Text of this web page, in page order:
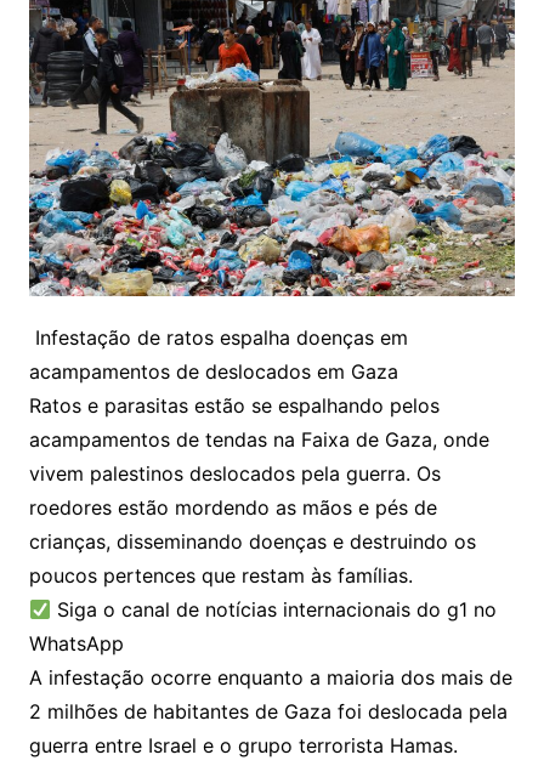
Infestação de ratos espalha doenças em
acampamentos de deslocados em Gaza
Ratos e parasitas estão se espalhando pelos
acampamentos de tendas na Faixa de Gaza, onde
vivem palestinos deslocados pela guerra. Os
roedores estão mordendo as mãos e pés de
crianças, disseminando doenças e destruindo os
poucos pertences que restam às famílias.
Siga o canal de notícias internacionais do g1 no
WhatsApp
A infestação ocorre enquanto a maioria dos mais de
2 milhões de habitantes de Gaza foi deslocada pela
guerra entre Israel e o grupo terrorista Hamas.